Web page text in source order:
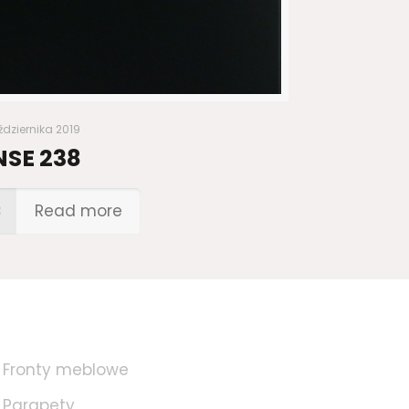
2019
238
Read more
Fronty meblowe